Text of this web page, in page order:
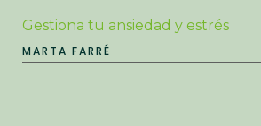
Gestiona tu ansiedad y estrés
MARTA FARRÉ